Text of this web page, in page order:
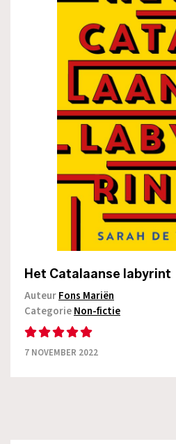
Het Catalaanse labyrint
AuteurFons Mariën
CategorieNon-fictie
7 NOVEMBER 2022